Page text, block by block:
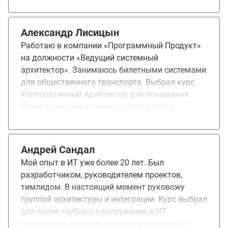
лучшими практиками. Было очень интересно и
применяемыми в разных компаниях и областях
бизнеса, узнавать и обмениваться опытом с
коллегами. В OTUS мне понравилось качество
преподавания и организации обучения, сейчас
по моей рекомендации на разных курсах учатся
мои коллеги.
Александр Лисицын
Работаю в компании «Программный Продукт»
на должности «Ведущий системный
архитектор». Занимаюсь билетными системами
для общественного транспорта. Выбрал курс
Корпоративный Архитектор для понимания
развития. На курсе понравилось наличие
чёткого структурированного плана,
заинтересованные и практикующие
преподаватели. Курс дал понимание того, чем
конкретно занимается корпоративный
архитектор, что-то из этого начал применять в
текущей деятельности, выявил какие-то
моменты для себя, которые нужно изучить
Андрей Сандал
Мой опыт в ИТ уже более 20 лет. Был
разработчиком, руководителем проектов,
тимлидом. В настоящий момент руковожу
группой архитектуры и интеграции. Курс выбрал
для более глубокого погружения в ИТ